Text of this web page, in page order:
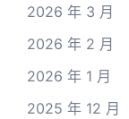
2026 年 3 月
2026 年 2 月
2026 年 1 月
2025 年 12 月